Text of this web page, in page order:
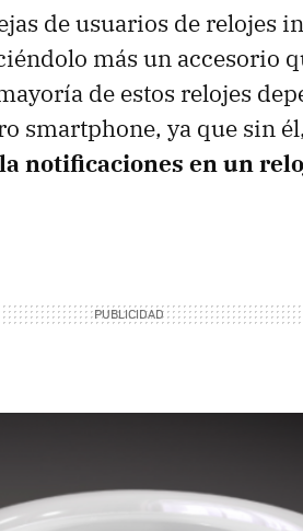
de usuarios de relojes
más un accesorio
de estos relojes
smartphone, ya que sin
notificaciones en un